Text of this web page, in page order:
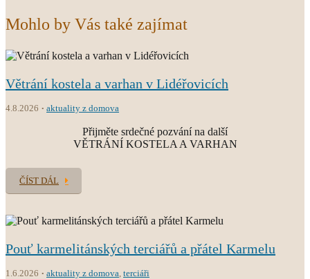
Mohlo by Vás také zajímat
Větrání kostela a varhan v Lidéřovicích
4.8.2026 aktuality z domova
Přijměte srdečné pozvání na další
VĚTRÁNÍ KOSTELA A VARHAN
ČÍST DÁL
Pouť karmelitánských terciářů a přátel Karmelu
1.6.2026 aktuality z domova terciáři